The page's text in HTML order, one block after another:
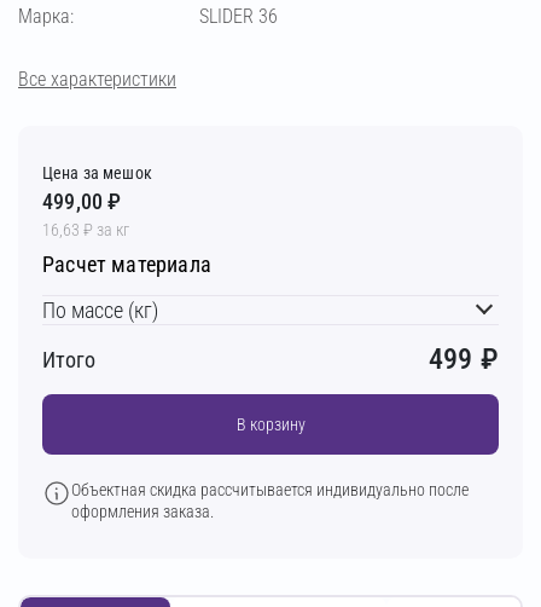
Марка:
SLIDER 36
Все характеристики
Цена за мешок
499,00 ₽
16,63 ₽ за кг
Расчет материала
По массе (кг)
Итого
499 ₽
В корзину
Объектная скидка рассчитывается индивидуально после
оформления заказа.